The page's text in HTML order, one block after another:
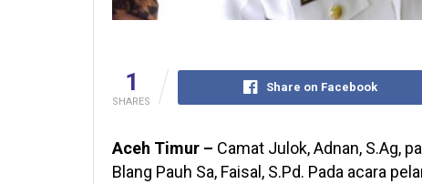
1
SHARES
Share on Facebook
Aceh Timur – Camat Julok, Adnan, S.Ag,
Blang Pauh Sa, Faisal, S.Pd. Pada acara